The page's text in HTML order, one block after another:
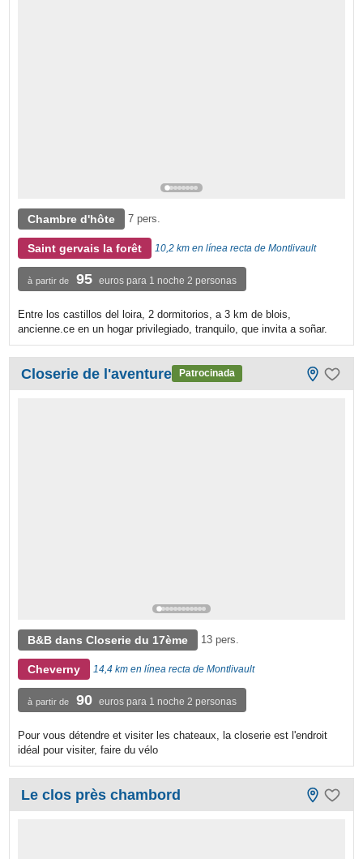
Chambre d'hôte 7 pers.
Saint gervais la forêt 10,2 km en línea recta de Montlivault
à partir de 95 euros para 1 noche 2 personas
Entre los castillos del loira, 2 dormitorios, a 3 km de blois,
ancienne.ce en un hogar privilegiado, tranquilo, que invita a soñar.
Closerie de l'aventure Patrocinada
B&B dans Closerie du 17ème 13 pers.
Cheverny 14,4 km en línea recta de Montlivault
à partir de 90 euros para 1 noche 2 personas
Pour vous détendre et visiter les chateaux, la closerie est l'endroit
idéal pour visiter, faire du vélo
Le clos près chambord